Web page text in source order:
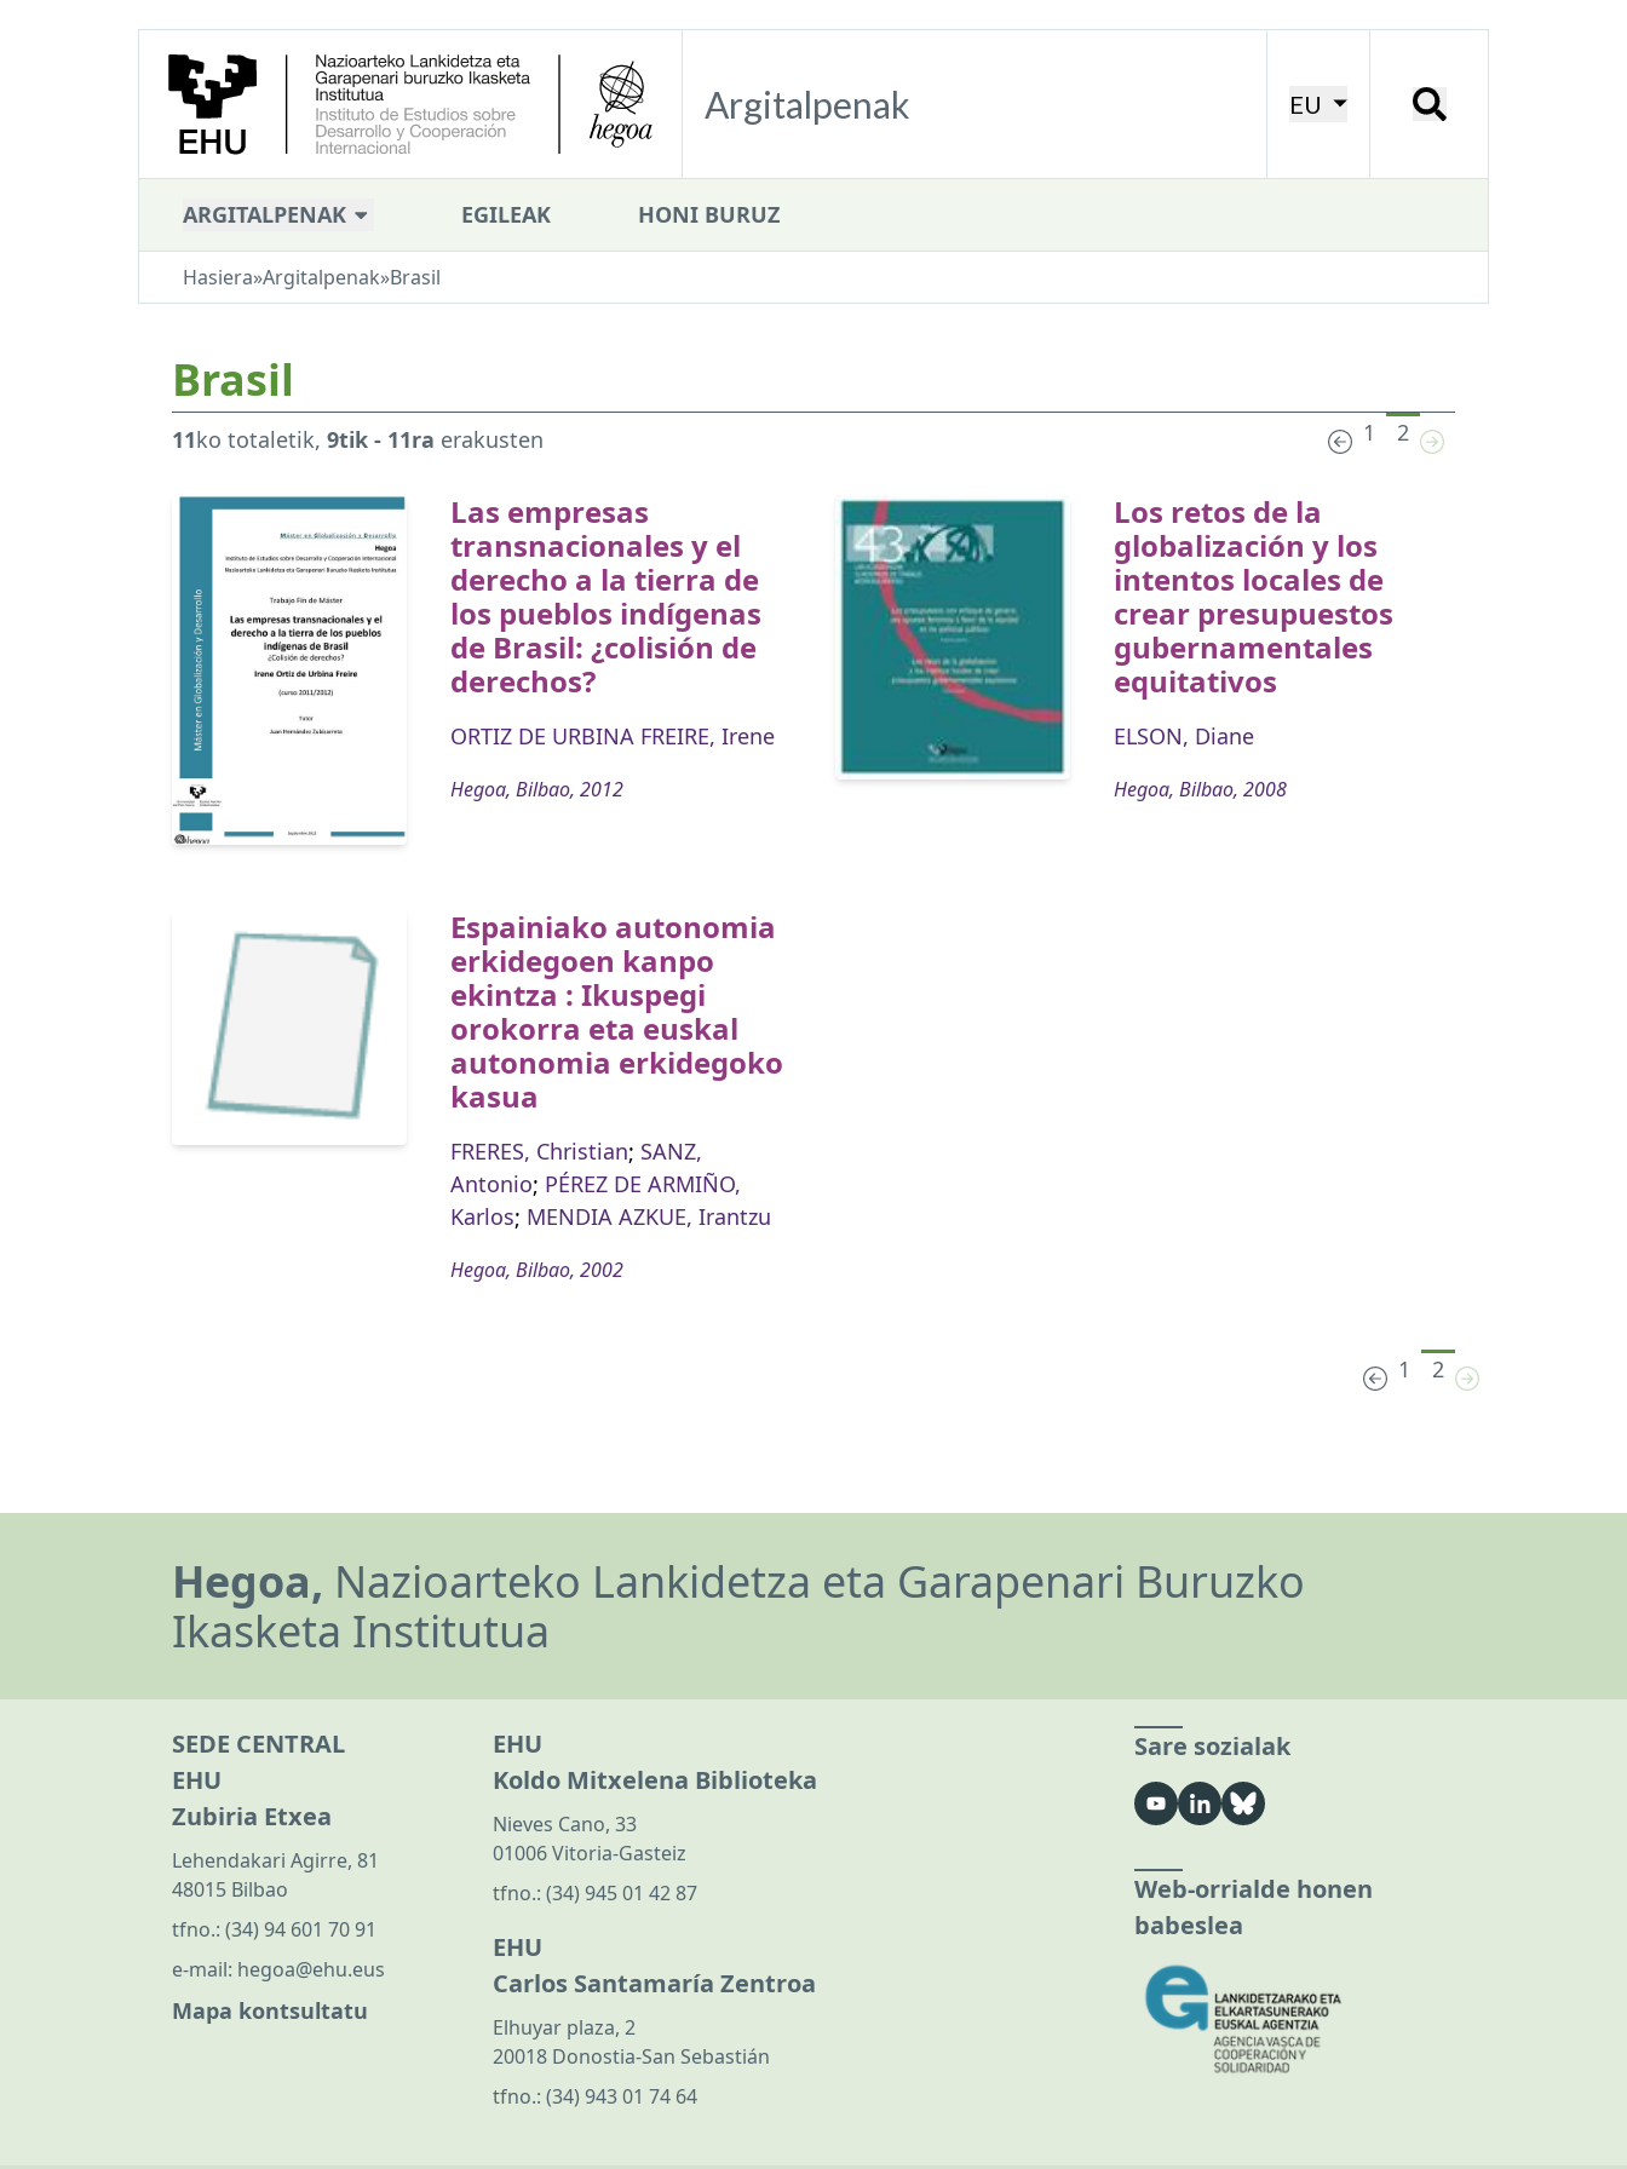
Argitalpenak EU
ARGITALPENAK EGILEAK HONI BURUZ
Hasiera»Argitalpenak»Brasil
Brasil
11ko totaletik, 9tik - 11ra erakusten 1 2
Las empresas
transnacionales y el
derecho a la tierra de
los pueblos indígenas
de Brasil: ¿colisión de
derechos?
ORTIZ DE URBINA FREIRE, Irene
Hegoa, Bilbao, 2012
Los retos de la
globalización y los
intentos locales de
crear presupuestos
gubernamentales
equitativos
ELSON, Diane
Hegoa, Bilbao, 2008
Espainiako autonomia
erkidegoen kanpo
ekintza : Ikuspegi
orokorra eta euskal
autonomia erkidegoko
kasua
FRERES, Christian; SANZ,
Antonio; PÉREZ DE ARMIÑO,
Karlos; MENDIA AZKUE, Irantzu
Hegoa, Bilbao, 2002
1 2
Hegoa, Nazioarteko Lankidetza eta Garapenari Buruzko
Ikasketa Institutua
SEDE CENTRAL
EHU
Zubiria Etxea
Lehendakari Agirre, 81
48015 Bilbao
tfno.: (34) 94 601 70 91
e-mail: hegoa@ehu.eus
Mapa kontsultatu
EHU
Koldo Mitxelena Biblioteka
Nieves Cano, 33
01006 Vitoria-Gasteiz
tfno.: (34) 945 01 42 87
EHU
Carlos Santamaría Zentroa
Elhuyar plaza, 2
20018 Donostia-San Sebastián
tfno.: (34) 943 01 74 64
Sare sozialak
Web-orrialde honen
babeslea